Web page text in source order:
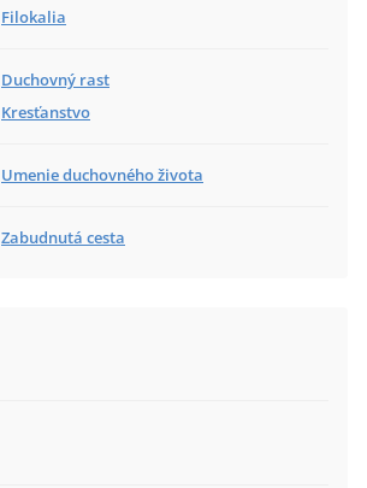
Filokalia
Duchovný rast
Kresťanstvo
Umenie duchovného života
Zabudnutá cesta